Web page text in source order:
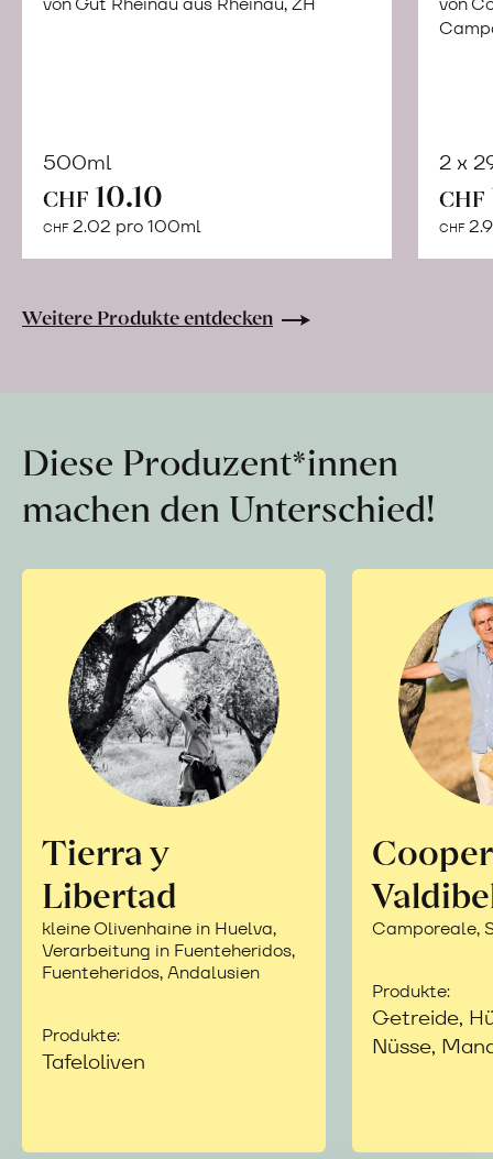
500ml
CHF 10.10
CHF 2.02 pro 100ml
Warenkorb
2 x
CHF
CHF
Weitere Produkte entdecken
Diese Produzent*innen
machen den Unterschied!
Tierra y
Libertad
kleine Olivenhaine in Huelva,
Verarbeitung in Fuenteheridos,
Fuenteheridos, Andalusien
Produkte:
Tafeloliven
Camporeale,
Produkte:
Getreide,
Nüsse,